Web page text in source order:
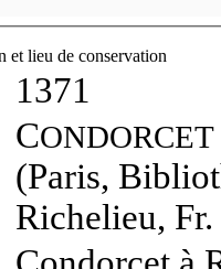
et lieu de conservation
1371
CONDORCET
(Paris,
Richelieu,